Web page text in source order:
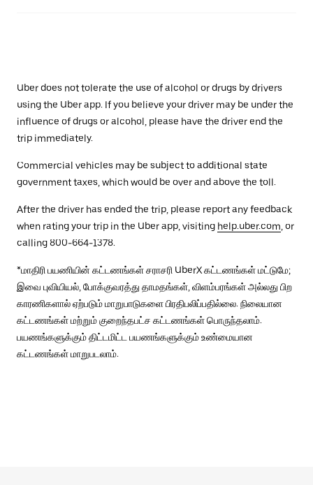
Uber does not tolerate the use of alcohol or drugs by drivers
using the Uber app. If you believe your driver may be under the
influence of drugs or alcohol, please have the driver end the
trip immediately.
Commercial vehicles may be subject to additional state
government taxes, which would be over and above the toll.
After the driver has ended the trip, please report any feedback
when rating your trip in the Uber app, visiting help.uber.com , or
calling 800-664-1378.
*மாதிரி பயணியின் கட்டணங்கள் சராசரி UberX கட்டணங்கள் மட்டுமே;
இவை புவியியல், போக்குவரத்து தாமதங்கள், விளம்பரங்கள் அல்லது பிற
காரணிகளால் ஏற்படும் மாறுபாடுகளை பிரதிபலிப்பதில்லை. நிலையான
கட்டணங்கள் மற்றும் குறைந்தபட்ச கட்டணங்கள் பொருந்தலாம்.
பயணங்களுக்கும் திட்டமிட்ட பயணங்களுக்கும் உண்மையான
கட்டணங்கள் மாறுபடலாம்.